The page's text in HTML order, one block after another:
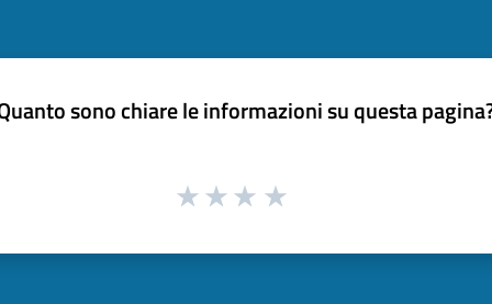
sono chiare le informazioni su questa